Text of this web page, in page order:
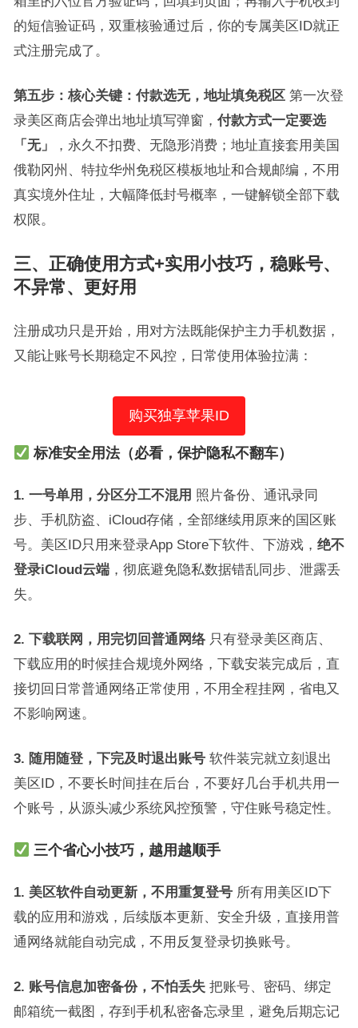
的短信验证码，双重核验通过后，你的专属美区ID就正
式注册完成了。
第五步：核心关键：付款选无，地址填免税区第一次登
录美区商店会弹出地址填写弹窗， 付款方式一定要选
「无」
，永久不扣费、无隐形消费；地址直接套用美国
俄勒冈州、特拉华州免税区模板地址和合规邮编，不用
真实境外住址，大幅降低封号概率，一键解锁全部下载
权限。
三、正确使用方式+实用小技巧，稳账号、
不异常、更好用
注册成功只是开始，用对方法既能保护主力手机数据，
又能让账号长期稳定不风控，日常使用体验拉满：
购买独享苹果ID
标准安全用法（必看，保护隐私不翻车）
1. 一号单用，分区分工不混用 照片备份、通讯录同
步、手机防盗、iCloud存储，全部继续用原来的国区账
号。美区ID只用来登录App Store下软件、下游戏， 绝不
登录iCloud云端，彻底避免隐私数据错乱同步、泄露丢
失。
2. 下载联网，用完切回普通网络只有登录美区商店、
下载应用的时候挂合规境外网络，下载安装完成后，直
接切回日常普通网络正常使用，不用全程挂网，省电又
不影响网速。
3. 随用随登，下完及时退出账号软件装完就立刻退出
美区ID，不要长时间挂在后台，不要好几台手机共用一
个账号，从源头减少系统风控预警，守住账号稳定性。
三个省心小技巧，越用越顺手
1. 美区软件自动更新，不用重复登号所有用美区ID下
载的应用和游戏，后续版本更新、安全升级，直接用普
通网络就能自动完成，不用反复登录切换账号。
2. 账号信息加密备份，不怕丢失把账号、密码、绑定
邮箱统一截图，存到手机私密备忘录里，避免后期忘记